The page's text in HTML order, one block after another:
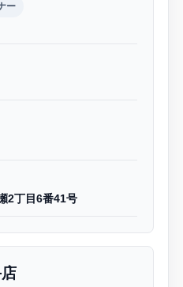
ー
2丁目6番41号